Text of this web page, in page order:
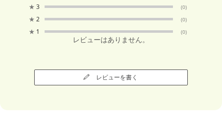
★ 3 (0)
★ 2 (0)
★ 1 (0)
レビューはありません。
レビューを書く